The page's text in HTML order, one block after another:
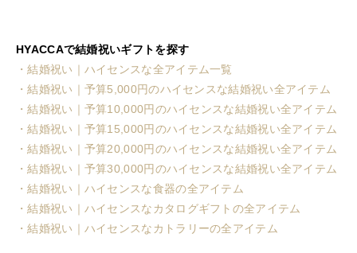
HYACCAで結婚祝いギフトを探す
・結婚祝い｜ハイセンスな全アイテム一覧
・結婚祝い｜予算5,000円のハイセンスな結婚祝い全アイテム
・結婚祝い｜予算10,000円のハイセンスな結婚祝い全アイテム
・結婚祝い｜予算15,000円のハイセンスな結婚祝い全アイテム
・結婚祝い｜予算20,000円のハイセンスな結婚祝い全アイテム
・結婚祝い｜予算30,000円のハイセンスな結婚祝い全アイテム
・結婚祝い｜ハイセンスな食器の全アイテム
・結婚祝い｜ハイセンスなカタログギフトの全アイテム
・結婚祝い｜ハイセンスなカトラリーの全アイテム